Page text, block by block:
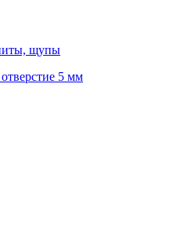
щупы
5 мм